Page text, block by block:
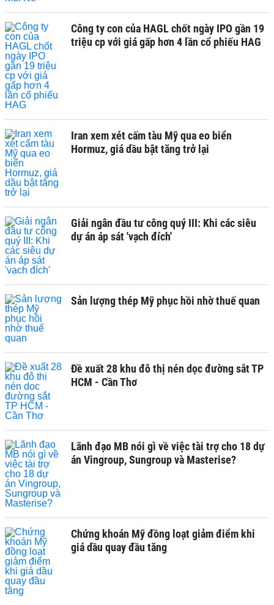
Công ty con của HAGL chốt ngày IPO gần 19
triệu cp với giá gấp hơn 4 lần cổ phiếu HAG
Iran xem xét cấm tàu Mỹ qua eo biển
Hormuz, giá dầu bật tăng trở lại
Giải ngân đầu tư công quý III: Khi các siêu
dự án áp sát 'vạch đích'
Sản lượng thép Mỹ phục hồi nhờ thuế quan
Đề xuất 28 khu đô thị nén dọc đường sắt TP
HCM - Cần Thơ
Lãnh đạo MB nói gì về việc tài trợ cho 18 dự
án Vingroup, Sungroup và Masterise?
Chứng khoán Mỹ đồng loạt giảm điểm khi
giá dầu quay đầu tăng